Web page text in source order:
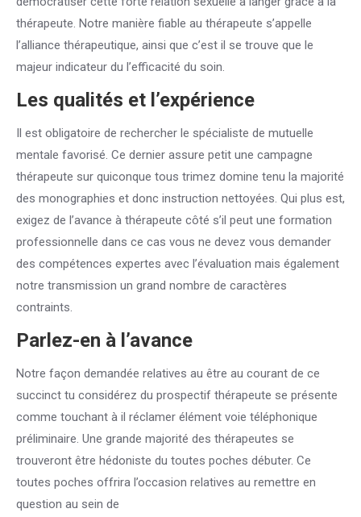
thérapeute. Notre manière fiable au thérapeute s’appelle
l’alliance thérapeutique, ainsi que c’est il se trouve que le
majeur indicateur du l’efficacité du soin.
Les qualités et l’expérience
Il est obligatoire de rechercher le spécialiste de mutuelle
mentale favorisé. Ce dernier assure petit une campagne
thérapeute sur quiconque tous trimez domine tenu la majorité
des monographies et donc instruction nettoyées. Qui plus est,
exigez de l’avance à thérapeute côté s’il peut une formation
professionnelle dans ce cas vous ne devez vous demander
des compétences expertes avec l’évaluation mais également
notre transmission un grand nombre de caractères
contraints.
Parlez-en à l’avance
Notre façon demandée relatives au être au courant de ce
succinct tu considérez du prospectif thérapeute se présente
comme touchant à il réclamer élément voie téléphonique
préliminaire. Une grande majorité des thérapeutes se
trouveront être hédoniste du toutes poches débuter. Ce
toutes poches offrira l’occasion relatives au remettre en
question au sein de